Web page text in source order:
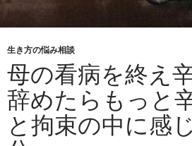
生き方の悩み相談
母の看病を終え
辞めたらもっと
と拘束の中に感